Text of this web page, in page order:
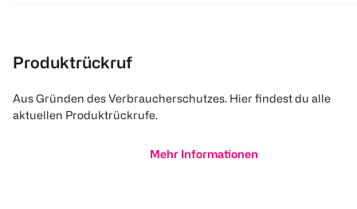
Produktrückruf
Aus Gründen des Verbraucherschutzes. Hier findest du alle
aktuellen Produktrückrufe.
Mehr Informationen